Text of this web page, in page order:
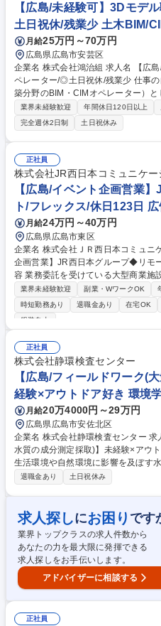
【広島/未経験可】3Dモデ
土日祝休/残業少 土木BIM/
月給25万円～70万円
広島県広島市安芸区
企業名 株式会社鴻治組 求人名 【広島/未経験可】3Dモデル職/BIM・CIMオ
ペレーター/◎土日祝休/残業少 仕事の内容 設3Dモデル担当職（土木／建
築分野のBIM・CIMオペレーター）
体的には】 ・建築物やインフラの3Dモデルを作成し、設計・施工プロセ
スをサポート ・設計図や計画をデジ
支援を実現 ・3Dデータを活用して
携して情報を共有し、プロジェクト
アを使用して作業の効率化と精度向上を図る 募集職種 【広島
3Dモデル職/BIM・CIMオペレーター/
業界未経験歓迎 年間休日120日以上
完全週休2日制
土日祝休み
正社員
株式会社JR西日本コミュニケー
【広島/イベント企画営業
ト/フレックス/休日123日
月給24万円～40万円
広島県広島市東区
企業名 株式会社ＪＲ西日本コミュニケーションズ 求人
企画営業】JR西日本グループ◆リモート/
容 業務委託を受けている大型商業施
事の企画立案と運営をお任せいたし
とした教育体制が整っており安心して働けます。 （1
ながら、イベントの企画運営を行い
後はまず広島市内の施設を担当いた
務もあります。イベント実施時は土
休取得） 募集職種 【広島/イベント企画営業】JR西日本グループ◆リモー
ト/フレックス/休日123日
業界未経験歓迎 副業・WワークOK
時短勤務あり
退職金あり 在宅OK
服装自由
正社員
株式会社静環検査センター
【広島/フィールドワーク(
経験×アウトドア好き 環境
月給20万4000円～29万円
広島県広島市安佐北区
企業名 株式会社静環検査センター 求人名 【広島/フィールドワーク(大気
水質の成分測定採取)】未経験×アウトドア好き◎ 仕事
生活環境や自然環境に影響を及ぼす
ます。今回お任せしたい業務は、1
お仕事です。はじめは先輩社員が指
つ業務を覚えていただきますので、
ん。車での移動が多いお仕事になり
を希望します。室内でのルーチン作
向けです。広島には検査所を併設お
に送り、検査・分析を行います。 募集職種 【広島/フィールドワーク(大気
水質の成分測定採取)】未経験×アウ
退職金あり 土日祝休み
求人探しにお困り です
業界トップクラスの求人件数から
あなたの力を最大限に発揮できる
求人探しをお手伝いします。
アドバイザーに相談する
正社員